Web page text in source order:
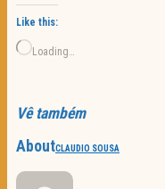
Like this:
Loading…
Vê também
AboutCLAUDIO SOUSA